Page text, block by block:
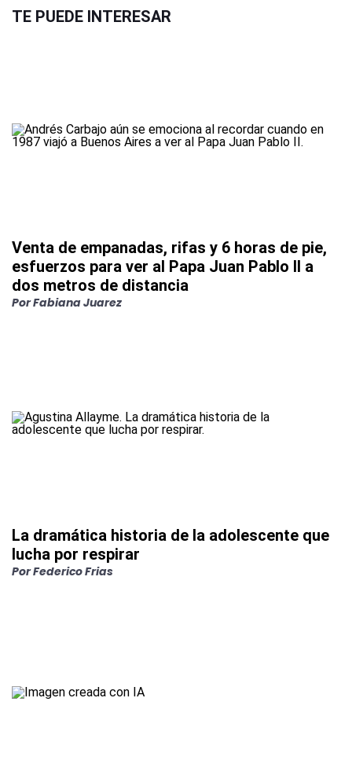
TE PUEDE INTERESAR
Venta de empanadas, rifas y 6 horas de pie,
esfuerzos para ver al Papa Juan Pablo II a
dos metros de distancia
PorFabiana Juarez
La dramática historia de la adolescente que
lucha por respirar
PorFederico Frias